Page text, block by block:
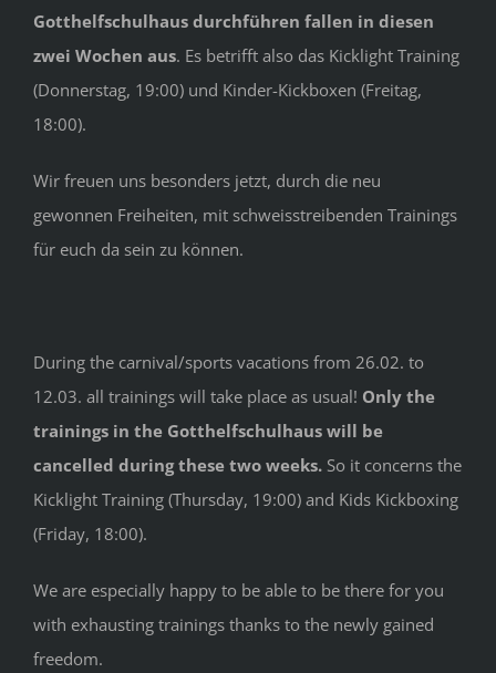
Gotthelfschulhaus durchführen fallen in diesen
zwei Wochen aus. Es betrifft also das Kicklight Training
(Donnerstag, 19:00) und Kinder-Kickboxen (Freitag,
18:00).
Wir freuen uns besonders jetzt, durch die neu
gewonnen Freiheiten, mit schweisstreibenden Trainings
für euch da sein zu können.
During the carnival/sports vacations from 26.02. to
12.03. all trainings will take place as usual! Only the
trainings in the Gotthelfschulhaus will be
cancelled during these two weeks. So it concerns the
Kicklight Training (Thursday, 19:00) and Kids Kickboxing
(Friday, 18:00).
We are especially happy to be able to be there for you
with exhausting trainings thanks to the newly gained
freedom.